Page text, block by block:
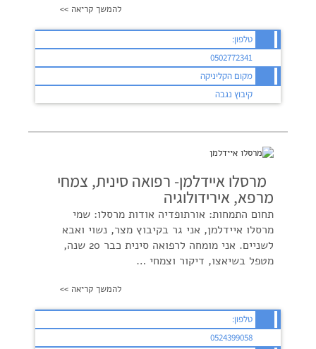
להמשך קריאה >>
טלפון:
0502772341
מקום הקליניקה
קיבוץ נגבה
מרסלו איידלמן- רפואה סינית, צמחי
מרפא, אירידולוגיה
תחום התמחות: אורתופדיה אודות מרסלו: שמי
מרסלו איידלמן, אני גר בקיבוץ מצר, נשוי ואבא
לשניים. אני מומחה לרפואה סינית כבר 20 שנה,
מטפל בשיאצו, דיקור וצמחי …
להמשך קריאה >>
טלפון:
0524399058